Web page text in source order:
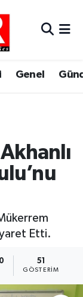
Genel
Etti.
51
GÖSTERIM